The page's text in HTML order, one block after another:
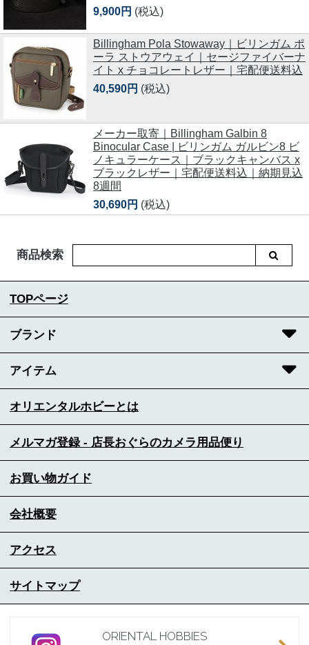
9,900円 (税込)
Billingham Pola Stowaway｜ビリンガム ポ
ーラ ストウアウェイ｜セージファイバーナ
イト x チョコレートレザー｜宅配便送料込
40,590円 (税込)
メーカー取寄｜Billingham Galbin 8
Binocular Case | ビリンガム ガルビン8 ビ
ノキュラーケース｜ブラックキャンバス x
ブラックレザー｜宅配便送料込｜納期見込
8週間
30,690円 (税込)
商品検索
TOPページ
ブランド
アイテム
オリエンタルホビーとは
メルマガ登録 - 店長おぐらのカメラ用品便り
お買い物ガイド
会社概要
アクセス
サイトマップ
ORIENTAL HOBBIES